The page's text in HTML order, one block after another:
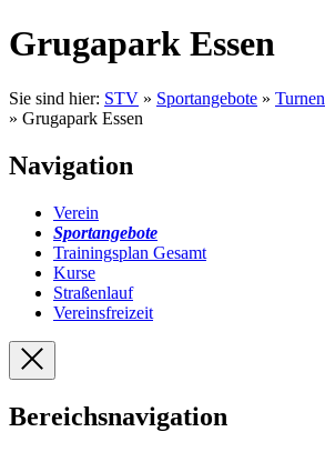
Grugapark Essen
Sie sind hier: STV » Sportangebote » Turnen
» Grugapark Essen
Navigation
Verein
Sportangebote
Trainingsplan Gesamt
Kurse
Straßenlauf
Vereinsfreizeit
Bereichsnavigation